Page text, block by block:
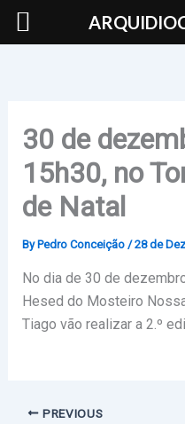
Skip
30 de
15h30, no
de Natal
By Pedro Conceição /28 de
No dia de 30 de
Hesed do Mosteiro
Tiago vão realizar a 2.º
PREVIOUS